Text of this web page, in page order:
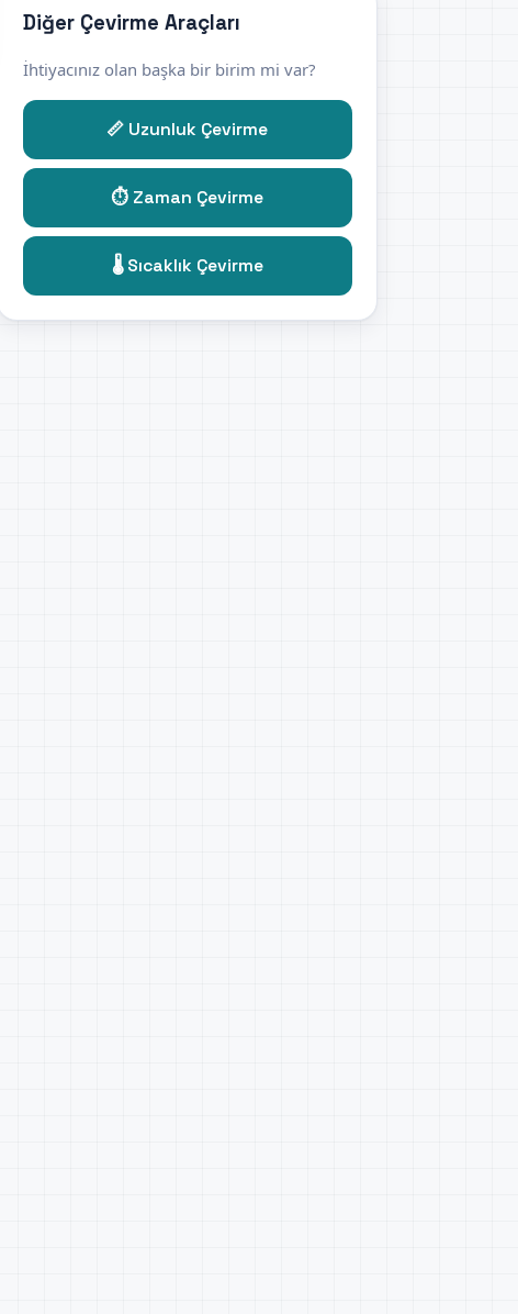
Diğer Çevirme Araçları
İhtiyacınız olan başka bir birim mi var?
📏 Uzunluk Çevirme
⏱️ Zaman Çevirme
🌡️ Sıcaklık Çevirme